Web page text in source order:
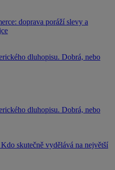
doprava poráží slevy a
dluhopisu. Dobrá, nebo
dluhopisu. Dobrá, nebo
skutečně vydělává na největší